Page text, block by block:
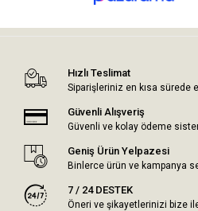
Hızlı Teslimat
Siparişleriniz en kısa sürede
Güvenli Alışveriş
Güvenli ve kolay ödeme
Geniş Ürün Yelpazesi
Binlerce ürün ve kampanya
7 / 24 DESTEK
Öneri ve şikayetlerinizi bize